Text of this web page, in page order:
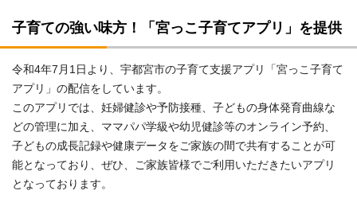
子育ての強い味方！「宮っこ子育てアプリ」を提供
令和4年7月1日より、宇都宮市の子育て支援アプリ「宮っこ子育て
アプリ」の配信をしています。
このアプリでは、妊婦健診や予防接種、子どもの身体発育曲線な
どの管理に加え、ママパパ学級や幼児健診等のオンライン予約、
子どもの成長記録や健康データをご家族の間で共有することが可
能となっており、ぜひ、ご家族皆様でご利用いただきたいアプリ
となっております。